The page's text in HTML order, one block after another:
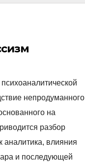
на
непродуманного
на
разбор
аналитика, влияния
и последующей